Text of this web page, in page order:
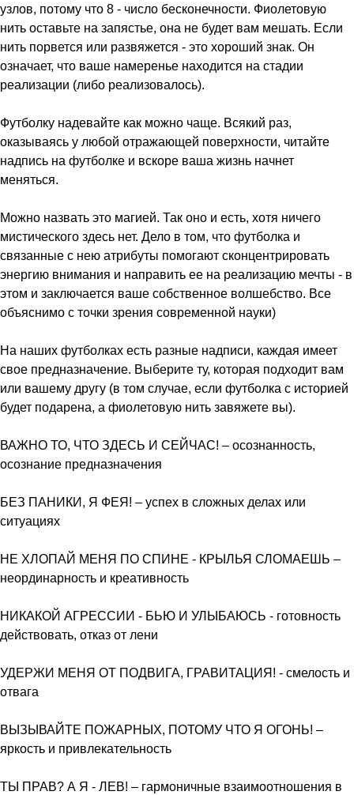
узлов, потому что 8 - число бесконечности. Фиолетовую
нить оставьте на запястье, она не будет вам мешать. Если
нить порвется или развяжется - это хороший знак. Он
означает, что ваше намеренье находится на стадии
реализации (либо реализовалось).
Футболку надевайте как можно чаще. Всякий раз,
оказываясь у любой отражающей поверхности, читайте
надпись на футболке и вскоре ваша жизнь начнет
меняться.
Можно назвать это магией. Так оно и есть, хотя ничего
мистического здесь нет. Дело в том, что футболка и
связанные с нею атрибуты помогают сконцентрировать
энергию внимания и направить ее на реализацию мечты - в
этом и заключается ваше собственное волшебство. Все
объяснимо с точки зрения современной науки)
На наших футболках есть разные надписи, каждая имеет
свое предназначение. Выберите ту, которая подходит вам
или вашему другу (в том случае, если футболка с историей
будет подарена, а фиолетовую нить завяжете вы).
ВАЖНО ТО, ЧТО ЗДЕСЬ И СЕЙЧАС! – осознанность,
осознание предназначения
БЕЗ ПАНИКИ, Я ФЕЯ! – успех в сложных делах или
ситуациях
НЕ ХЛОПАЙ МЕНЯ ПО СПИНЕ - КРЫЛЬЯ СЛОМАЕШЬ –
неординарность и креативность
НИКАКОЙ АГРЕССИИ - БЬЮ И УЛЫБАЮСЬ - готовность
действовать, отказ от лени
УДЕРЖИ МЕНЯ ОТ ПОДВИГА, ГРАВИТАЦИЯ! - смелость и
отвага
ВЫЗЫВАЙТЕ ПОЖАРНЫХ, ПОТОМУ ЧТО Я ОГОНЬ! –
яркость и привлекательность
ТЫ ПРАВ? А Я - ЛЕВ! – гармоничные взаимоотношения в